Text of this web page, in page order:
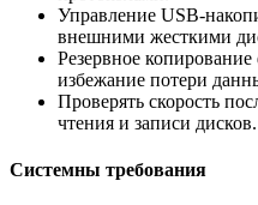
Управление USB-
внешними жесткими
Резервное
избежание потери
Проверять скорость
чтения и записи дисков.
Системны требования